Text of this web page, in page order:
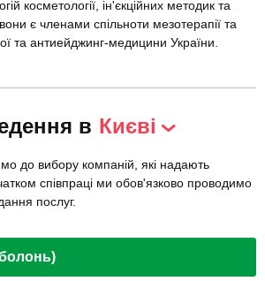
косметології, ін'єкційних методик та
є членами спільноти мезотерапії та
та антиейджинг-медицини України.
в Києві
до вибору компаній, які надають
співпраці ми обов'язково проводимо
послуг.